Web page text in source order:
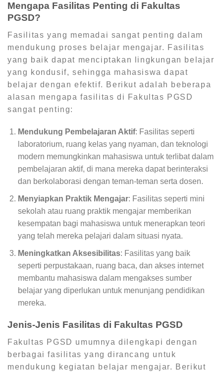
Mengapa Fasilitas Penting di Fakultas
PGSD?
Fasilitas yang memadai sangat penting dalam
mendukung proses belajar mengajar. Fasilitas
yang baik dapat menciptakan lingkungan belajar
yang kondusif, sehingga mahasiswa dapat
belajar dengan efektif. Berikut adalah beberapa
alasan mengapa fasilitas di Fakultas PGSD
sangat penting:
Mendukung Pembelajaran Aktif: Fasilitas seperti
laboratorium, ruang kelas yang nyaman, dan teknologi
modern memungkinkan mahasiswa untuk terlibat dalam
pembelajaran aktif, di mana mereka dapat berinteraksi
dan berkolaborasi dengan teman-teman serta dosen.
Menyiapkan Praktik Mengajar: Fasilitas seperti mini
sekolah atau ruang praktik mengajar memberikan
kesempatan bagi mahasiswa untuk menerapkan teori
yang telah mereka pelajari dalam situasi nyata.
Meningkatkan Aksesibilitas: Fasilitas yang baik
seperti perpustakaan, ruang baca, dan akses internet
membantu mahasiswa dalam mengakses sumber
belajar yang diperlukan untuk menunjang pendidikan
mereka.
Jenis-Jenis Fasilitas di Fakultas PGSD
Fakultas PGSD umumnya dilengkapi dengan
berbagai fasilitas yang dirancang untuk
mendukung kegiatan belajar mengajar. Berikut